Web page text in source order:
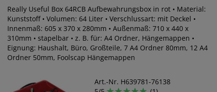
Really Useful Box 64RCB Aufbewahrungsbox in rot • Material:
Kunststoff • Volumen: 64 Liter • Verschlussart: mit Deckel •
Innenmaß: 605 x 370 x 280mm • Außenmaß: 710 x 440 x
310mm • stapelbar • z. B. für: A4 Ordner, Hängemappen •
Eignung: Haushalt, Büro, Großteile, 7 A4 Ordner 80mm, 12 A4
Ordner 50mm, Foolscap Hängemappen
Art.-Nr. H639781-76138